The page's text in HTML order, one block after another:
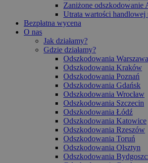
Zaniżone odszkodowanie
Utrata wartości handlowej
Bezpłatna wycena
O nas
Jak działamy?
Gdzie działamy?
Odszkodowania Warszawa
Odszkodowania Kraków
Odszkodowania Poznań
Odszkodowania Gdańsk
Odszkodowania Wrocław
Odszkodowania Szczecin
Odszkodowania Łódź
Odszkodowania Katowice
Odszkodowania Rzeszów
Odszkodowania Toruń
Odszkodowania Olsztyn
Odszkodowania